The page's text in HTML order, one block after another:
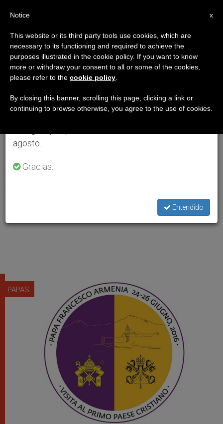
PAPAS
×
Aviso importante
Del 27 de julio al 7 de agosto haremos la pausa
anual, aprovechando que en el periodo de verano
se generan menos informaciones y también el
agosto.
Gracias.
Entendido
x
Notice
This website or its third party tools use cookies, which are
necessary to its functioning and required to achieve the
purposes illustrated in the cookie policy. If you want to know
more or withdraw your consent to all or some of the cookies,
please refer to the cookie policy
By closing this banner, scrolling this page, clicking a link or
continuing to browse otherwise, you agree to the use of cookies.